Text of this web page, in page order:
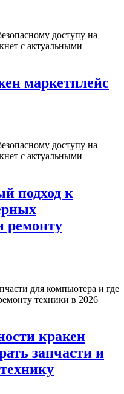
доступу на
с актуальными
маркетплейс
доступу на
с актуальными
подход к
ремонту
для компьютера и где
техники в 2026
кракен
запчасти и